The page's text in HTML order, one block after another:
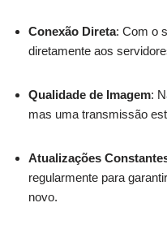
Conexão Direta: Com o
diretamente aos
Qualidade de Imagem:
mas uma transmissão
Atualizações
regularmente para
novo.